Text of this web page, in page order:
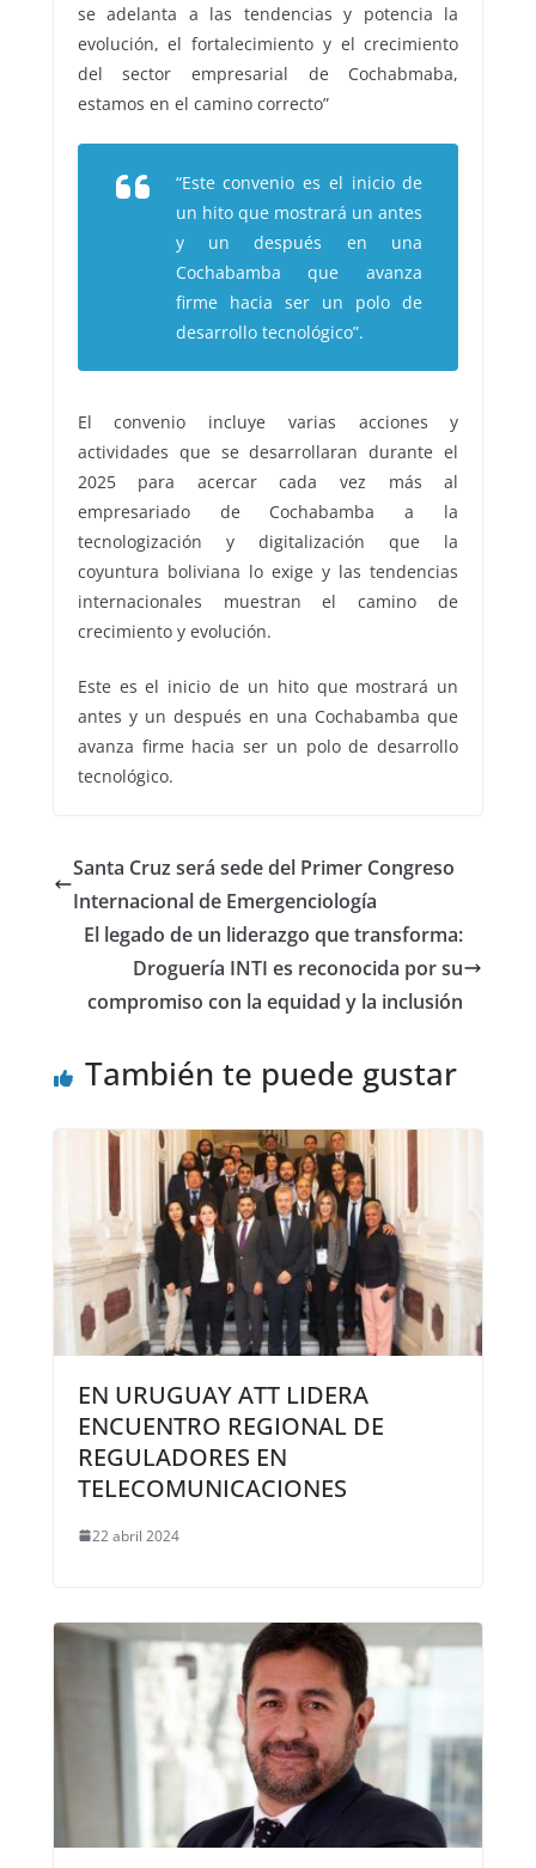
se adelanta a las tendencias y potencia la
evolución, el fortalecimiento y el crecimiento
del sector empresarial de Cochabmaba,
estamos en el camino correcto”
“Este convenio es el inicio de
un hito que mostrará un antes
y un después en una
Cochabamba que avanza
firme hacia ser un polo de
desarrollo tecnológico”.
El convenio incluye varias acciones y
actividades que se desarrollaran durante el
2025 para acercar cada vez más al
empresariado de Cochabamba a la
tecnologización y digitalización que la
coyuntura boliviana lo exige y las tendencias
internacionales muestran el camino de
crecimiento y evolución.
Este es el inicio de un hito que mostrará un
antes y un después en una Cochabamba que
avanza firme hacia ser un polo de desarrollo
tecnológico.
Santa Cruz será sede del Primer Congreso
Internacional de Emergenciología
El legado de un liderazgo que transforma:
Droguería INTI es reconocida por su
compromiso con la equidad y la inclusión
También te puede gustar
EN URUGUAY ATT LIDERA
ENCUENTRO REGIONAL DE
REGULADORES EN
TELECOMUNICACIONES
22 abril 2024